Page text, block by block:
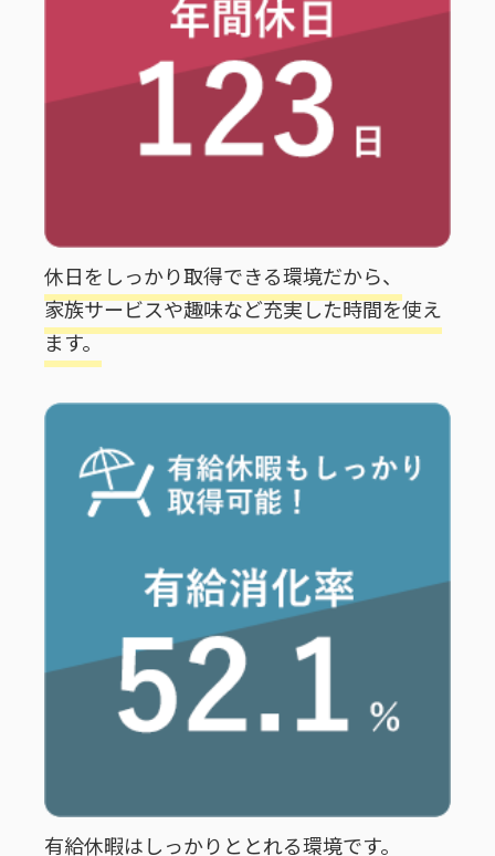
休日をしっかり取得できる環境だから、
家族サービスや趣味など充実した時間を使え
ます。
有給休暇はしっかりととれる環境です。